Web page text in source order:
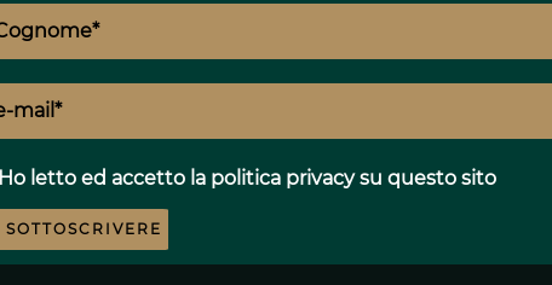
Ho letto ed accetto la politica privacysu questo sito
SOTTOSCRIVERE
eccezionale della regione.
COMPLETE
adatte sia a un utilizzo